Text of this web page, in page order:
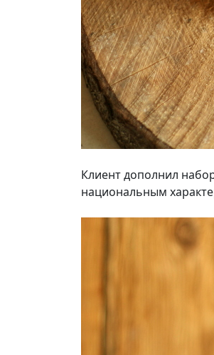
Клиент дополнил
национальным